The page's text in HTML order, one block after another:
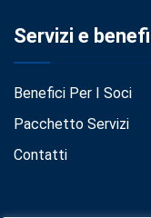
Servizi e
Benefici Per I Soci
Pacchetto Servizi
Contatti